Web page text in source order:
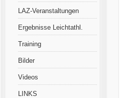
LAZ-Veranstaltungen
Ergebnisse Leichtathl.
Training
Bilder
Videos
LINKS